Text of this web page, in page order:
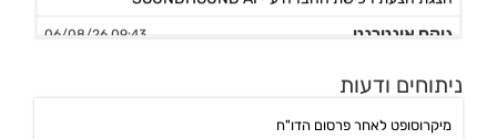
אפולו פאוור
ניתוחים ודעות
מיקרוסופט לאחר פרסום הדו"ח